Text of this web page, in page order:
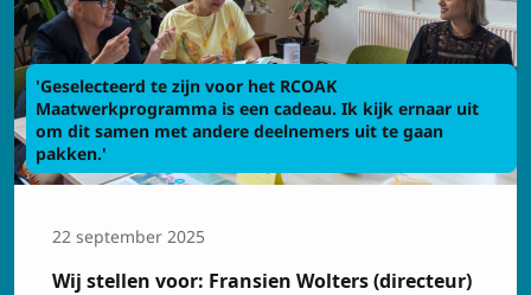
'Geselecteerd te zijn voor het RCOAK
Maatwerkprogramma is een cadeau. Ik kijk ernaar uit
om dit samen met andere deelnemers uit te gaan
pakken.'
22 september 2025
Wij stellen voor: Fransien Wolters (directeur)
PrivacyIk ga akkoord met devoorwaarden
Inschrijven